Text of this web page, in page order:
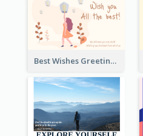
Best Wishes Greeting Card